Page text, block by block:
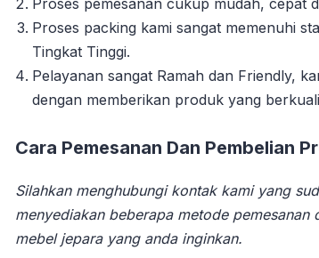
Proses packing kami sangat memenuhi
Tingkat Tinggi.
Pelayanan sangat Ramah dan Friendly,
dengan memberikan produk yang
Cara Pemesanan Dan Pembelian
Silahkan menghubungi kontak kami yang
menyediakan beberapa metode
mebel jepara yang anda inginkan.